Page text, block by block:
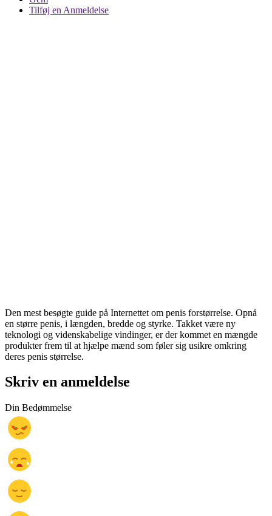
Tilføj en Anmeldelse
Den mest besøgte guide på Internettet om penis forstørrelse. Opnå
en større penis, i længden, bredde og styrke. Takket være ny
teknologi og videnskabelige vindinger, er der kommet en mængde
produkter frem til at hjælpe mænd som føler sig usikre omkring
deres penis størrelse.
Skriv en anmeldelse
Din Bedømmelse